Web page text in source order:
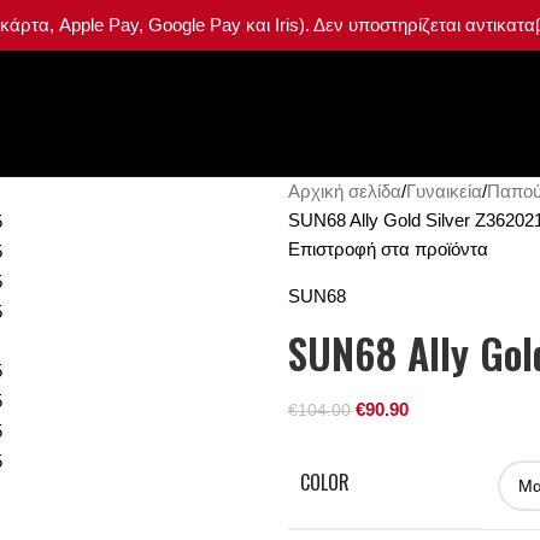
Apple Pay, Google Pay και Iris). Δεν υποστηρίζεται
Αρχική σελίδα Γυναικεία
SUN68 Ally Gold Silver
Επιστροφή στα προϊόντα
SUN68
SUN68 Ally
€104.00 €90.90
COLOR